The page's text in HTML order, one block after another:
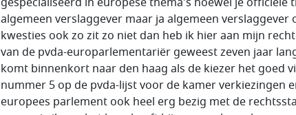
algemeen verslaggever maar ja algemeen verslaggever
kwesties ook zo zit zo niet dan heb ik hier aan mijn
van de pvda-europarlementariër geweest zeven jaar
komt binnenkort naar den haag als de kiezer het goed
nummer 5 op de pvda-lijst voor de kamer verkiezingen
europees parlement ook heel erg bezig met de